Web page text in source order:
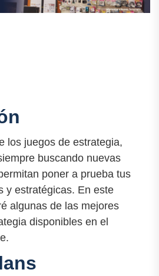
los juegos de estrategia,
buscando nuevas
poner a prueba tus
y estratégicas. En este
algunas de las mejores
disponibles en el